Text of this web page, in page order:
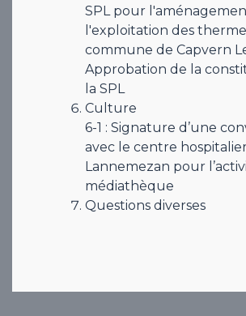
SPL pour
l'exploitation des
commune de Capvern
Approbation de la
la SPL
Culture
6-1 : Signature d’une
avec le centre
Lannemezan pour
médiathèque
Questions diverses